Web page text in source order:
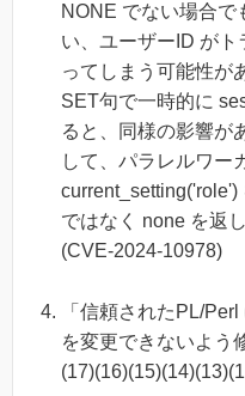
NONE でない場合で
い、ユーザーID が
ってしまう可能性が
SET句で一時的に
ると、同様の影響が
して、パラレルワー
ではなく none を返
(CVE-2024-10978)
「信頼されたPL/
を変更できないよう